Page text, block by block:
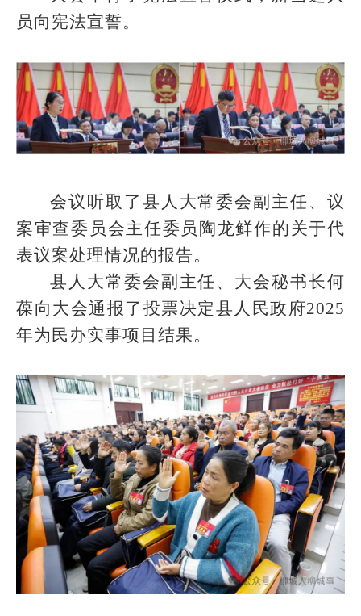
员向宪法宣誓。
会议听取了县人大常委会副主任、议
案审查委员会主任委员陶龙鲜作的关于代
表议案处理情况的报告。
县人大常委会副主任、大会秘书长何
葆向大会通报了投票决定县人民政府2025
年为民办实事项目结果。